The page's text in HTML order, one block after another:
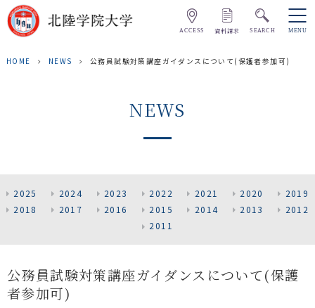
ACCESS 資料請求 SEARCH MENU
HOME NEWS 公務員試験対策講座ガイダンスについて(保護者参加可)
NEWS
2025 2024 2023 2022 2021 2020
2019
2018
2017 2016 2015 2014 2013
2012
2011
公務員試験対策講座ガイダンスについて(保護
者参加可)